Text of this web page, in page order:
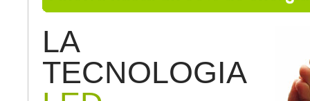
LA
TECNOLOGIA